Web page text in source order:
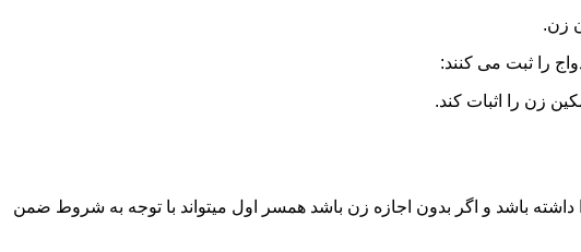
زن.
را ثبت می کنند:
زن را اثبات کند.
باشد و اگر بدون اجازه زن باشد همسر اول میتواند با توجه به شروط ضمن